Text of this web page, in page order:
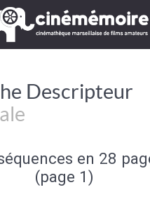
Descripteur
en 28
(page 1)